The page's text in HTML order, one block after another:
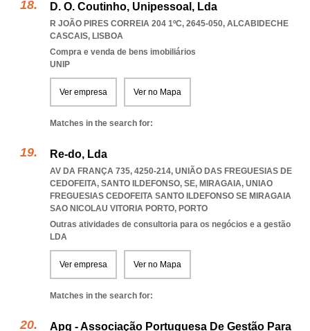
D. O. Coutinho, Unipessoal, Lda
R JOÃO PIRES CORREIA 204 1ºC, 2645-050, ALCABIDECHE
CASCAIS, LISBOA
Compra e venda de bens imobiliários
UNIP
Ver empresa Ver no Mapa
Matches in the search for:
Re-do, Lda
AV DA FRANÇA 735, 4250-214, UNIÃO DAS FREGUESIAS DE
CEDOFEITA, SANTO ILDEFONSO, SE, MIRAGAIA, UNIAO
FREGUESIAS CEDOFEITA SANTO ILDEFONSO SE MIRAGAIA
SAO NICOLAU VITORIA PORTO, PORTO
Outras atividades de consultoria para os negócios e a gestão
LDA
Ver empresa Ver no Mapa
Matches in the search for:
Apg - Associação Portuguesa De Gestão Para